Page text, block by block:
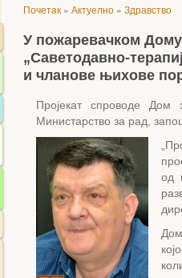
Почетак » Актуелно » Здравство
У пожаревачком Дому
„Саветодавно-
и чланове њихове
Пројекат спроводе
Министарство за рад,
од